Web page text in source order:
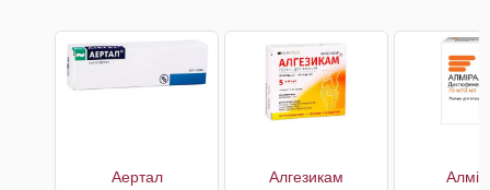
Аертал Алгезикам